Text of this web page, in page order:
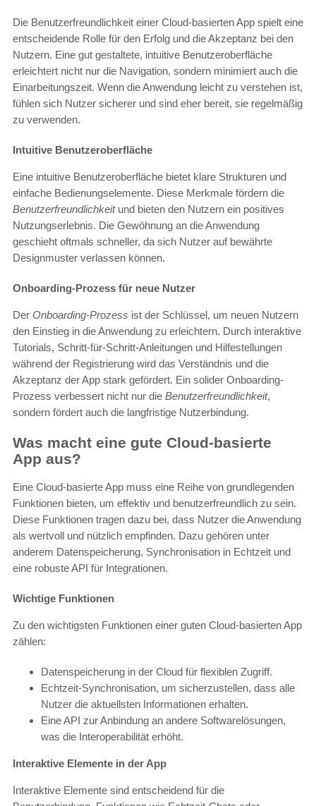
Die Benutzerfreundlichkeit einer Cloud-basierten App spielt eine
entscheidende Rolle für den Erfolg und die Akzeptanz bei den
Nutzern. Eine gut gestaltete, intuitive Benutzeroberfläche
erleichtert nicht nur die Navigation, sondern minimiert auch die
Einarbeitungszeit. Wenn die Anwendung leicht zu verstehen ist,
fühlen sich Nutzer sicherer und sind eher bereit, sie regelmäßig
zu verwenden.
Intuitive Benutzeroberfläche
Eine intuitive Benutzeroberfläche bietet klare Strukturen und
einfache Bedienungselemente. Diese Merkmale fördern die
Benutzerfreundlichkeitund bieten den Nutzern ein positives
Nutzungserlebnis. Die Gewöhnung an die Anwendung
geschieht oftmals schneller, da sich Nutzer auf bewährte
Designmuster verlassen können.
Onboarding-Prozess für neue Nutzer
Der Onboarding-Prozess ist der Schlüssel, um neuen Nutzern
den Einstieg in die Anwendung zu erleichtern. Durch interaktive
Tutorials, Schritt-für-Schritt-Anleitungen und Hilfestellungen
während der Registrierung wird das Verständnis und die
Akzeptanz der App stark gefördert. Ein solider Onboarding-
Prozess verbessert nicht nur die Benutzerfreundlichkeit,
sondern fördert auch die langfristige Nutzerbindung.
Was macht eine gute Cloud-basierte
App aus?
Eine Cloud-basierte App muss eine Reihe von grundlegenden
Funktionen bieten, um effektiv und benutzerfreundlich zu sein.
Diese Funktionen tragen dazu bei, dass Nutzer die Anwendung
als wertvoll und nützlich empfinden. Dazu gehören unter
anderem Datenspeicherung, Synchronisation in Echtzeit und
eine robuste API für Integrationen.
Wichtige Funktionen
Zu den wichtigsten Funktionen einer guten Cloud-basierten App
zählen:
Datenspeicherung in der Cloud für flexiblen Zugriff.
Echtzeit-Synchronisation, um sicherzustellen, dass alle
Nutzer die aktuellsten Informationen erhalten.
Eine API zur Anbindung an andere Softwarelösungen,
was die Interoperabilität erhöht.
Interaktive Elemente in der App
Interaktive Elemente sind entscheidend für die